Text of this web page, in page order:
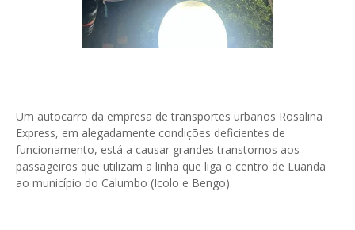
Um autocarro da empresa de transportes urbanos Rosalina
Express, em alegadamente condições deficientes de
funcionamento, está a causar grandes transtornos aos
passageiros que utilizam a linha que liga o centro de Luanda
ao município do Calumbo (Icolo e Bengo).